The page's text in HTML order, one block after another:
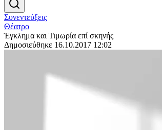
Συνεντεύξεις
Θέατρο
Έγκλημα και Τιμωρία επί σκηνής
Δημοσιεύθηκε 16.10.2017 12:02